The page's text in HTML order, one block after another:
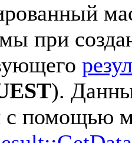
при
).
с помощью